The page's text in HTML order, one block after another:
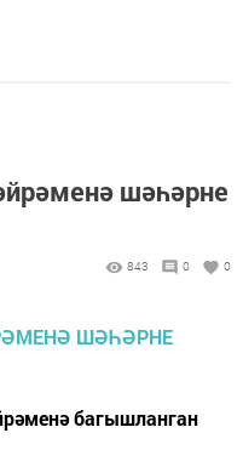
шәһәрне
843 0 0
багышланган